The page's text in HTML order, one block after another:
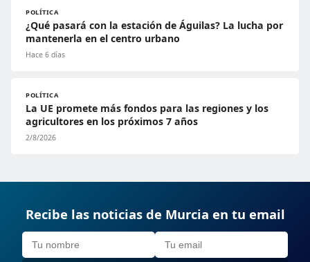
POLÍTICA
¿Qué pasará con la estación de Águilas? La lucha por
mantenerla en el centro urbano
Hace 6 días
POLÍTICA
La UE promete más fondos para las regiones y los
agricultores en los próximos 7 años
2/8/2026
Recibe las noticias de Murcia en tu email